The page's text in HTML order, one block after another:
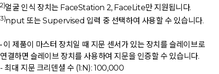
2)얼굴 인식 장치는 FaceStation 2, FaceLite만 지원됩니다.
3)nput 또는 Supervised 입력 중 선택하여 사용할 수 있습니다.
• 이 제품이 마스터 장치일 때 지문 센서가 있는 장치를 슬레이브로
연결하면 슬레이브 장치를 사용하여 지문을 인증할 수 있습니다.
- 최대 지문 크리덴셜 수 (1:N): 100,000